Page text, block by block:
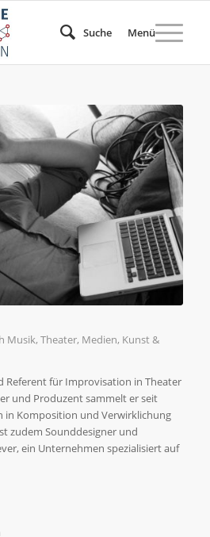
Suche Menü
Musik, Theater, Medien, Kunst &
Referent für Improvisation in Theater
und Produzent sammelt er seit
in Komposition und Verwirklichung
zudem Sounddesigner und
ein Unternehmen spezialisiert auf